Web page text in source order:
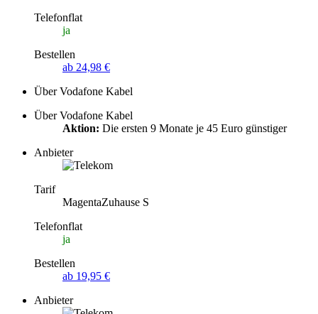
Telefonflat
ja
Bestellen
ab 24,98 €
Über Vodafone Kabel
Über Vodafone Kabel
Aktion: Die ersten 9 Monate je 45 Euro günstiger
Anbieter
Tarif
MagentaZuhause S
Telefonflat
ja
Bestellen
ab 19,95 €
Anbieter